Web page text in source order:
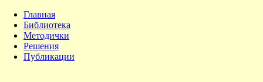
Главная
Библиотека
Методички
Решения
Публикации